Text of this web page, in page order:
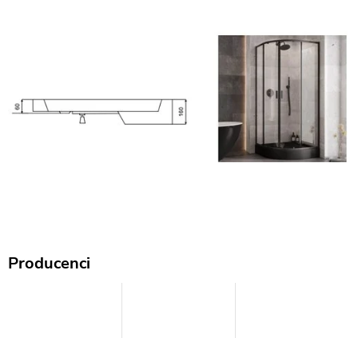
Producenci